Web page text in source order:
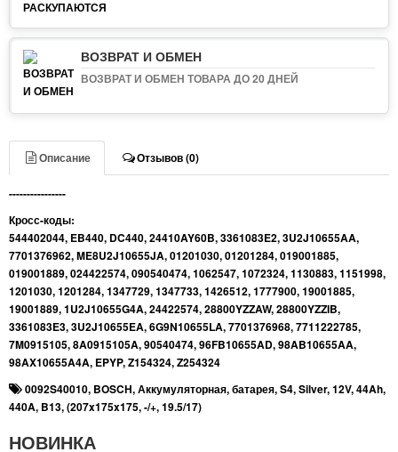
ВОЗВРАТ И ОБМЕН
ВОЗВРАТ И ОБМЕН ТОВАРА ДО 20 ДНЕЙ
Описание Отзывов (0)
----------------
Кросс-коды:
544402044, EB440, DC440, 24410AY60B, 3361083E2, 3U2J10655AA,
7701376962, ME8U2J10655JA, 01201030, 01201284, 019001885,
019001889, 024422574, 090540474, 1062547, 1072324, 1130883, 1151998,
1201030, 1201284, 1347729, 1347733, 1426512, 1777900, 19001885,
19001889, 1U2J10655G4A, 24422574, 28800YZZAW, 28800YZZIB,
3361083E3, 3U2J10655EA, 6G9N10655LA, 7701376968, 7711222785,
7M0915105, 8A0915105A, 90540474, 96FB10655AD, 98AB10655AA,
98AX10655A4A, EPYP, Z154324, Z254324
0092S40010, BOSCH,Аккумуляторная,батарея,S4,Silver,12V,44Ah,
440A, B13,(207x175x175,-/+,19.5/17)
НОВИНКА